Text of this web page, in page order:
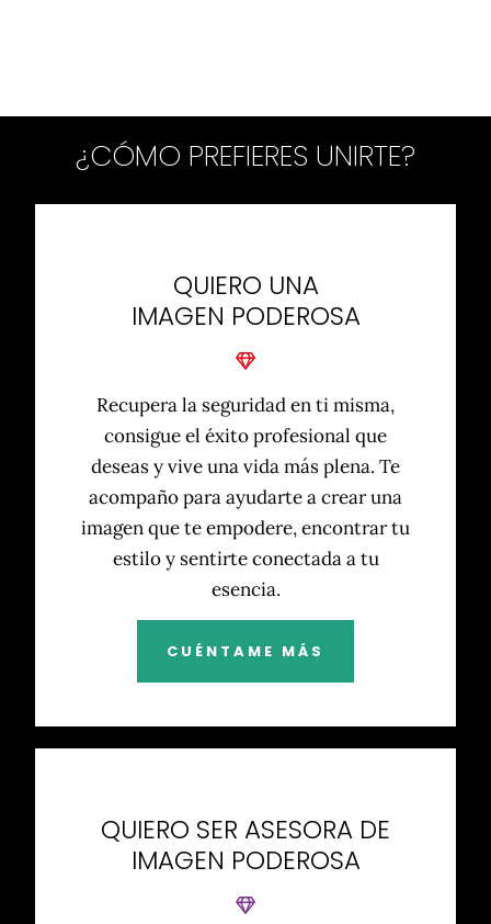
¿CÓMO PREFIERES UNIRTE?
QUIERO UNA
IMAGEN PODEROSA
Recupera la seguridad en ti misma,
consigue el éxito profesional que
deseas y vive una vida más plena. Te
acompaño para ayudarte a crear una
imagen que te empodere, encontrar tu
estilo y sentirte conectada a tu
esencia.
CUÉNTAME MÁS
QUIERO SER ASESORA DE
IMAGEN PODEROSA